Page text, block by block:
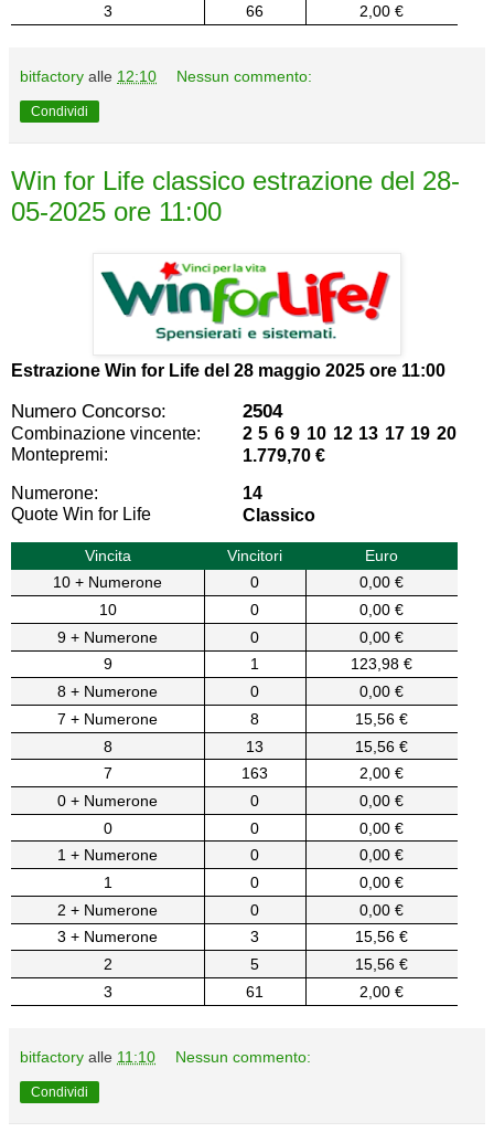
3
66 2,00 €
bitfactory alle 12:10 Nessun commento:
Condividi
Win for Life classico estrazione del 28-
05-2025 ore 11:00
Estrazione Win for Life del 28 maggio 2025 ore 11:00
Numero Concorso: 2504
Combinazione vincente:
2 5 6 9 10 12 13 17 19 20
Montepremi:
1.779,70 €
Numerone:
14
Quote Win for Life
Classico
Vincita Vincitori
Euro
10 + Numerone
0
0,00 €
10
0
0,00 €
9 + Numerone
0
0,00 €
9
1
123,98 €
8 + Numerone
0
0,00 €
7 + Numerone
8
15,56 €
8
13
15,56 €
7
163
2,00 €
0 + Numerone
0
0,00 €
0
0
0,00 €
1 + Numerone
0
0,00 €
1
0
0,00 €
2 + Numerone
0
0,00 €
3 + Numerone
3
15,56 €
2
5
15,56 €
3
61 2,00 €
bitfactory alle 11:10 Nessun commento:
Condividi